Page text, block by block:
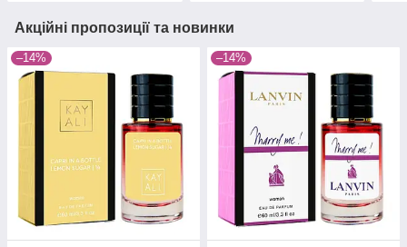
Акційні пропозиції та новинки
–14% –14%